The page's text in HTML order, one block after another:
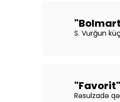
S. Vurğun
Rəsulzadə